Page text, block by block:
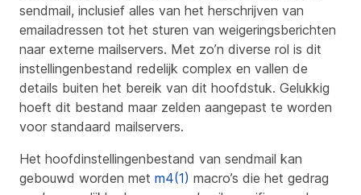
sendmail, inclusief alles van het herschrijven van
emailadressen tot het sturen van weigeringsberichten
naar externe mailservers. Met zo’n diverse rol is dit
instellingenbestand redelijk complex en vallen de
details buiten het bereik van dit hoofdstuk. Gelukkig
hoeft dit bestand maar zelden aangepast te worden
voor standaard mailservers.
Het hoofdinstellingenbestand van sendmail kan
gebouwd worden met m4(1) macro’s die het gedrag